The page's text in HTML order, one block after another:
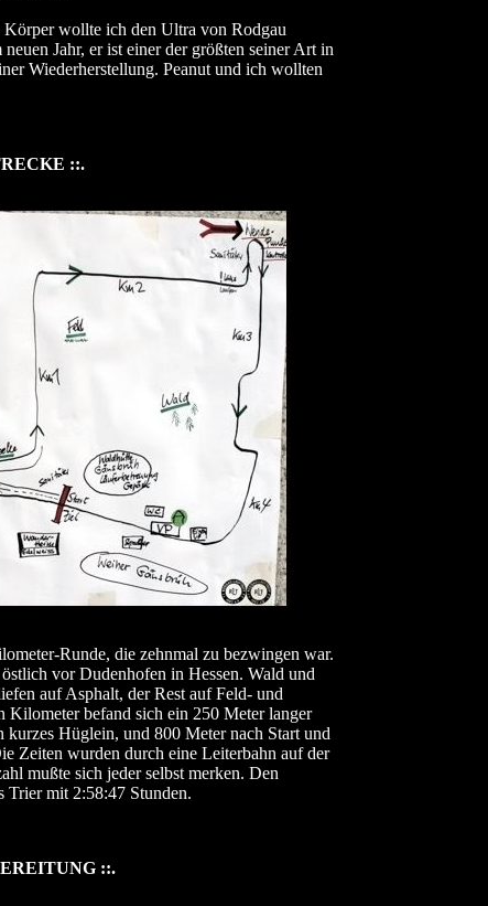
wollte ich den Ultra von Rodgau
Jahr, er ist einer der größten seiner Art in
Wiederherstellung. Peanut und ich wollten
::.
Runde, die zehnmal zu bezwingen war.
vor Dudenhofen in Hessen. Wald und
auf Asphalt, der Rest auf Feld- und
befand sich ein 250 Meter langer
Hüglein, und 800 Meter nach Start und
Zeiten wurden durch eine Leiterbahn auf der
mußte sich jeder selbst merken. Den
Trier mit 2:58:47 Stunden.
::.